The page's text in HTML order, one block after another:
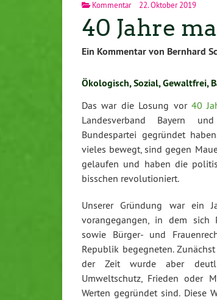
Kommentar 22. Oktober 2019
40 Jahre
Ein Kommentar von Bernhard
Ökologisch, Sozial, Gewaltfrei,
Das war die Losung vor 40
Landesverband Bayern
Bundespartei gegründet
vieles bewegt, sind gegen
gelaufen und haben die
bisschen revolutioniert.
Unserer Gründung war ein
vorangegangen, in dem sich
sowie Bürger- und
Republik begegneten.
der Zeit wurde aber
Umweltschutz, Frieden oder
Werten gegründet sind. Diese